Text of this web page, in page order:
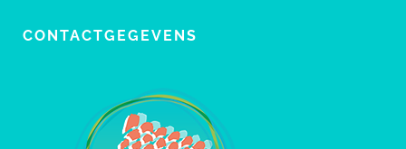
CONTACTGEGEVENS